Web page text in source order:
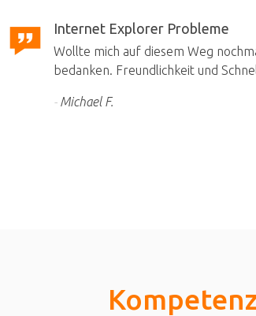
Internet Explorer Probleme
Wollte mich auf diesem Weg
bedanken. Freundlichkeit und
Michael F.